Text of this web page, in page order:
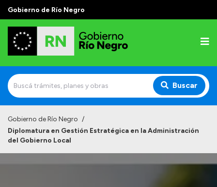
Gobierno de Río Negro
Buscar
Autoridades
Gobierno de Río Negro /
Diplomatura en Gestión Estratégica en la Administración
del Gobierno Local